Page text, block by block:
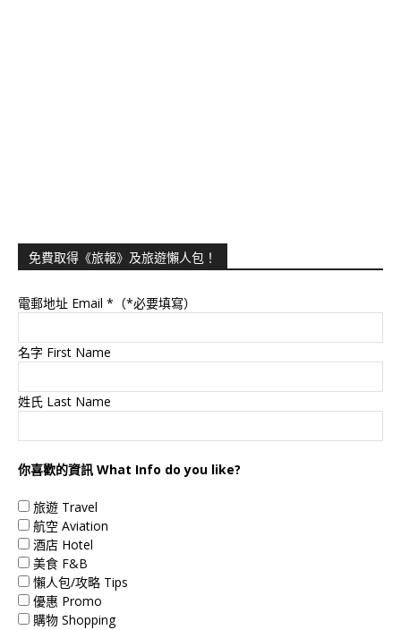
免費取得《旅報》及旅遊懶人包！
電郵地址 Email *（*必要填寫）
名字 First Name
姓氏 Last Name
你喜歡的資訊 What Info do you like?
旅遊 Travel
航空 Aviation
酒店 Hotel
美食 F&B
懶人包/攻略 Tips
優惠 Promo
購物 Shopping